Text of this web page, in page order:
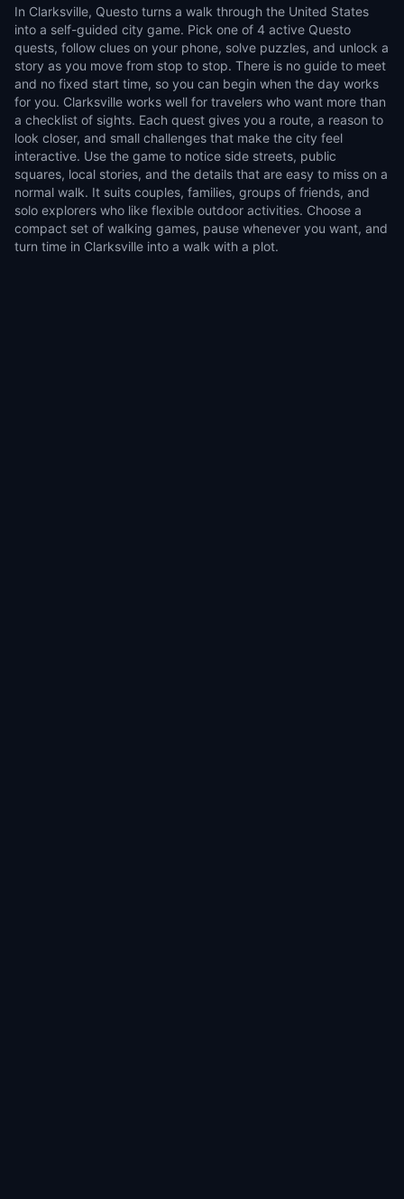
In Clarksville, Questo turns a walk through the United States
into a self-guided city game. Pick one of 4 active Questo
quests, follow clues on your phone, solve puzzles, and unlock a
story as you move from stop to stop. There is no guide to meet
and no fixed start time, so you can begin when the day works
for you. Clarksville works well for travelers who want more than
a checklist of sights. Each quest gives you a route, a reason to
look closer, and small challenges that make the city feel
interactive. Use the game to notice side streets, public
squares, local stories, and the details that are easy to miss on a
normal walk. It suits couples, families, groups of friends, and
solo explorers who like flexible outdoor activities. Choose a
compact set of walking games, pause whenever you want, and
turn time in Clarksville into a walk with a plot.